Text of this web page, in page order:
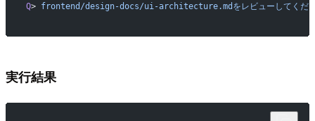
Q> frontend/design-docs/ui-architecture.mdをレビューしてくだ
実行結果